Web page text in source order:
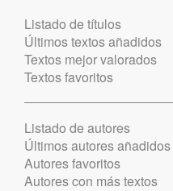
Listado de títulos
Últimos textos añadidos
Textos mejor valorados
Textos favoritos
Listado de autores
Últimos autores añadidos
Autores favoritos
Autores con más textos